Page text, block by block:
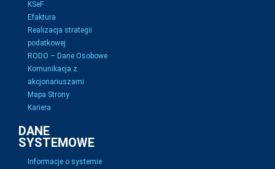
KSeF
Efaktura
Realizacja strategii
podatkowej
RODO – Dane Osobowe
Komunikacja z
akcjonariuszami
Mapa Strony
Kariera
DANE
SYSTEMOWE
Informacje o systemie